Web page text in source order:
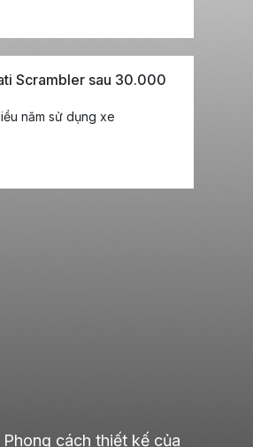
Scrambler sau 30.000
năm sử dụng xe
cách thiết kế của